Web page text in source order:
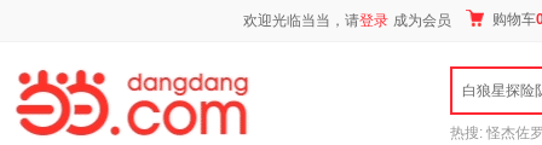
欢迎光临当当，请登录 成为会员 购物车
白狼星探险
热搜: 怪杰佐